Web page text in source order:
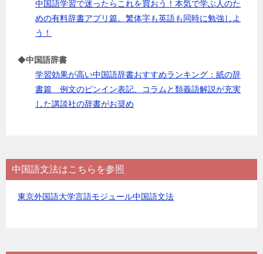
中国語学習で迷ったらこれを買おう！本気で学ぶ人のた
めの有料辞書アプリ篇。繁体字も英語も同時に勉強しよ
う！
◆中国語辞書
学習効果が高い中国語辞書おすすめランキング：紙の辞
書篇 例文のピンイン表記、コラムと類義語解説が充実
した講談社の辞書がお奨め
中国語文法はこちらを参照
東京外国語大学言語モジュール中国語文法